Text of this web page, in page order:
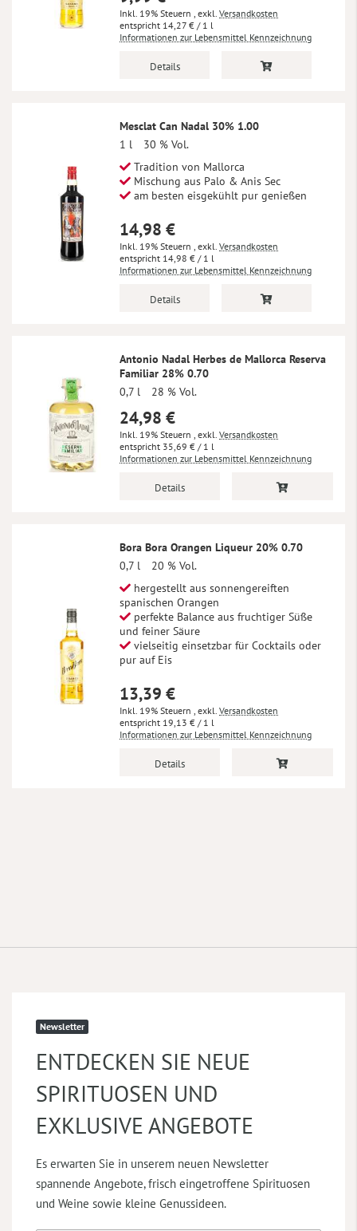
Inkl. 19% Steuern , exkl. Versandkosten
14,27 € / 1 l
Informationen zur Lebensmittel Kennzeichnung
Details
Mesclat Can Nadal 30% 1.00
1 l
30 % Vol.
Tradition von Mallorca
Mischung aus Palo & Anis Sec
am besten eisgekühlt pur genießen
14,98 €
Inkl. 19% Steuern , exkl. Versandkosten
14,98 € / 1 l
Informationen zur Lebensmittel Kennzeichnung
Details
Antonio Nadal Herbes de Mallorca Reserva
Familiar 28% 0.70
0,7 l
28 % Vol.
24,98 €
Inkl. 19% Steuern , exkl. Versandkosten
35,69 € / 1 l
Informationen zur Lebensmittel Kennzeichnung
Details
Bora Bora Orangen Liqueur 20% 0.70
0,7 l
20 % Vol.
hergestellt aus sonnengereiften
spanischen Orangen
perfekte Balance aus fruchtiger Süße
und feiner Säure
vielseitig einsetzbar für Cocktails oder
pur auf Eis
13,39 €
Inkl. 19% Steuern , exkl. Versandkosten
19,13 € / 1 l
Informationen zur Lebensmittel Kennzeichnung
Details
Newsletter
ENTDECKEN SIE NEUE
SPIRITUOSEN UND
EXKLUSIVE ANGEBOTE
Es erwarten Sie in unserem neuen Newsletter
spannende Angebote, frisch eingetroffene Spirituosen
und Weine sowie kleine Genussideen.